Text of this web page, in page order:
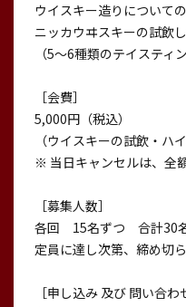
ウイスキー造りについて
ニッカウヰスキーの試飲
（5〜6種類のテイスティ
［会費］
5,000円（税込）
（ウイスキーの試飲・ハ
※ 当日キャンセルは、全
［募集人数］
各回 15名ずつ 合計30
定員に達し次第、締め切
［申し込み 及び 問い合わ